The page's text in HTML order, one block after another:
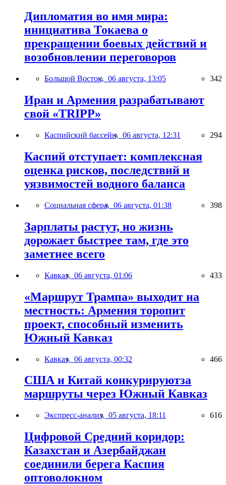
Дипломатия во имя мира:
инициатива Токаева о
прекращении боевых действий и
возобновлении переговоров
Большой Восток, 06 августа, 13:05 342
Иран и Армения разрабатывают
свой «TRIPP»
Каспийский бассейн, 06 августа, 12:31 294
Каспий отступает: комплексная
оценка рисков, последствий и
уязвимостей водного баланса
Социальная сфера, 06 августа, 01:38 398
Зарплаты растут, но жизнь
дорожает быстрее там, где это
заметнее всего
Кавказ, 06 августа, 01:06 433
«Маршрут Трампа» выходит на
местность: Армения торопит
проект, способный изменить
Южный Кавказ
Кавказ, 06 августа, 00:32 466
США и Китай конкурируютза
маршруты через Южный Кавказ
Экспресс-анализ, 05 августа, 18:11 616
Цифровой Средний коридор:
Казахстан и Азербайджан
соединили берега Каспия
оптоволокном